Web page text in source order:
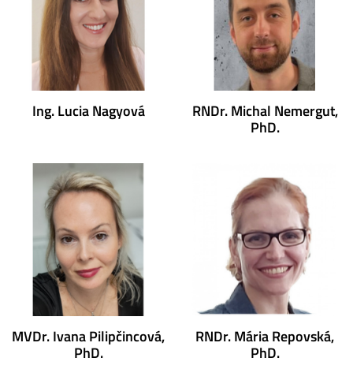
Ing. Lucia Nagyová RNDr. Michal Nemergut,
PhD.
MVDr. Ivana Pilipčincová,
PhD.
RNDr. Mária Repovská,
PhD.